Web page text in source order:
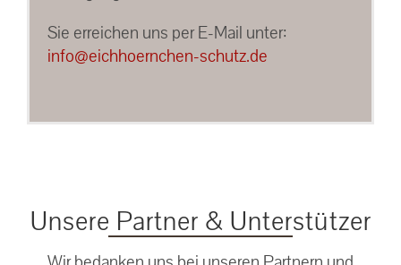
Sie erreichen uns per E-Mail unter:
info@eichhoernchen-schutz.de
Unsere Partner & Unterstützer